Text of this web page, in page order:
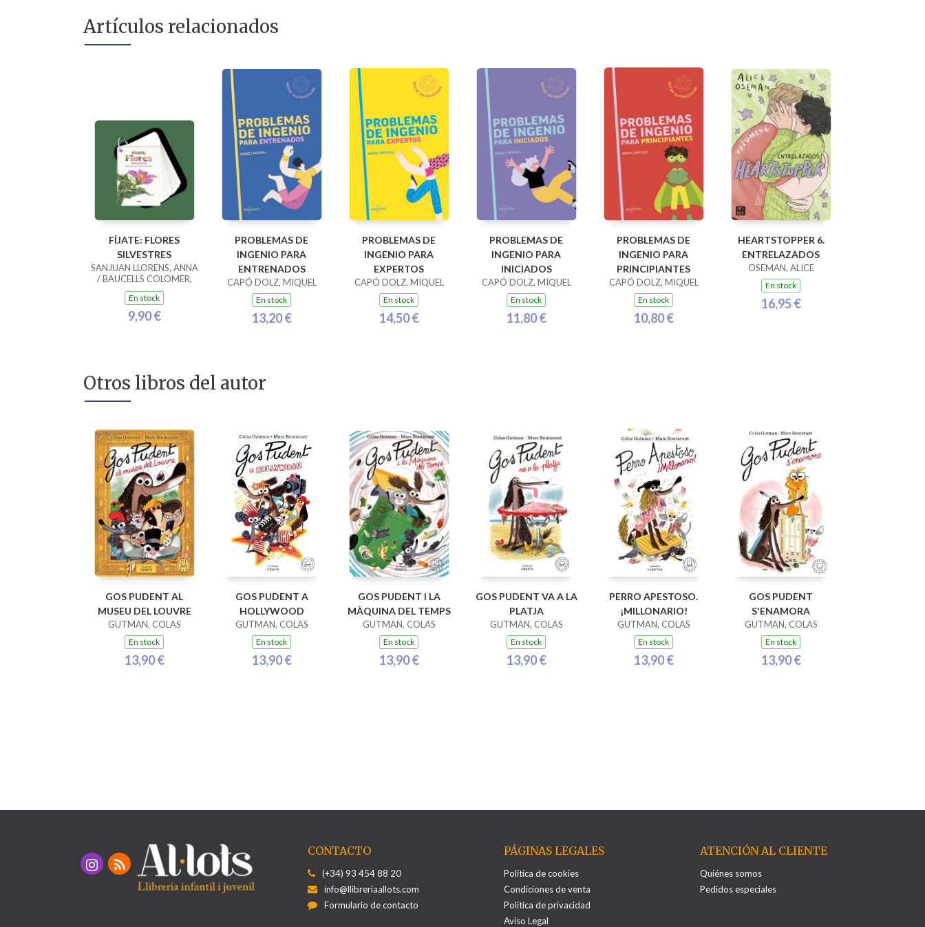
Artículos relacionados
FÍJATE: FLORES
SILVESTRES
SANJUAN LLORENS, ANNA
/ BAUCELLS COLOMER,
RAMON
En stock
9,90 €
PROBLEMAS DE
INGENIO PARA
ENTRENADOS
CAPÓ DOLZ, MIQUEL
En stock
13,20 €
PROBLEMAS DE
INGENIO PARA
EXPERTOS
CAPÓ DOLZ, MIQUEL
En stock
14,50 €
PROBLEMAS DE
INGENIO PARA
INICIADOS
CAPÓ DOLZ, MIQUEL
En stock
11,80 €
PROBLEMAS DE
INGENIO PARA
PRINCIPIANTES
CAPÓ DOLZ, MIQUEL
En stock
10,80 €
HEARTSTOPPER 6.
ENTRELAZADOS
OSEMAN, ALICE
En stock
16,95 €
Otros libros del autor
GOS PUDENT AL
MUSEU DEL LOUVRE
GUTMAN, COLAS
En stock
13,90 €
GOS PUDENT A
HOLLYWOOD
GUTMAN, COLAS
En stock
13,90 €
GOS PUDENT I LA
MÀQUINA DEL TEMPS
GUTMAN, COLAS
En stock
13,90 €
GOS PUDENT VA A LA
PLATJA
GUTMAN, COLAS
En stock
13,90 €
PERRO APESTOSO.
¡MILLONARIO!
GUTMAN, COLAS
En stock
13,90 €
GOS PUDENT
S'ENAMORA
GUTMAN, COLAS
En stock
13,90 €
CONTACTO
(+34) 93 454 88 20
info@llibreriaallots.com
Formulario de contacto
PÁGINAS LEGALES
Política de cookies
Condiciones de venta
Política de privacidad
Aviso Legal
ATENCIÓN AL CLIENTE
Quiénes somos
Pedidos especiales